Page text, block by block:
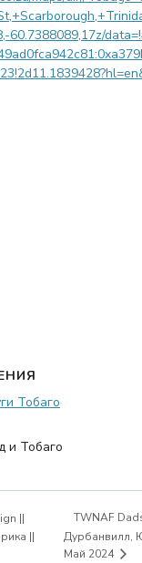
60.7388089,17z/
Тобаго
и Тобаго
||
||
TWNAF
Дурбанвилл,
Май 2024